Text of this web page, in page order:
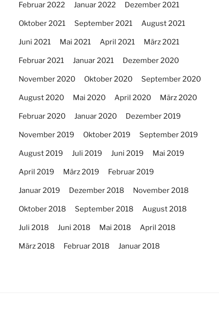
Februar 2022 Januar 2022 Dezember 2021
Oktober 2021 September 2021 August 2021
Juni 2021 Mai 2021 April 2021 März 2021
Februar 2021 Januar 2021 Dezember 2020
November 2020 Oktober 2020 September 2020
August 2020 Mai 2020 April 2020 März 2020
Februar 2020 Januar 2020 Dezember 2019
November 2019 Oktober 2019 September 2019
August 2019 Juli 2019 Juni 2019 Mai 2019
April 2019 März 2019 Februar 2019
Januar 2019 Dezember 2018 November 2018
Oktober 2018 September 2018 August 2018
Juli 2018 Juni 2018 Mai 2018 April 2018
März 2018 Februar 2018 Januar 2018